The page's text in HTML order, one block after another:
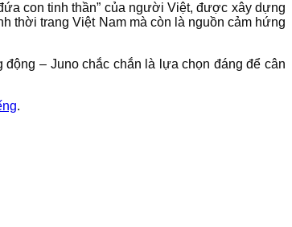
con tinh thần” của người Việt, được xây dựng
thời trang Việt Nam mà còn là nguồn cảm hứng
– Juno chắc chắn là lựa chọn đáng để cân
.